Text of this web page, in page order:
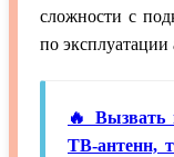
сложности с
по
🔥 Вызвать
ТВ-антенн,